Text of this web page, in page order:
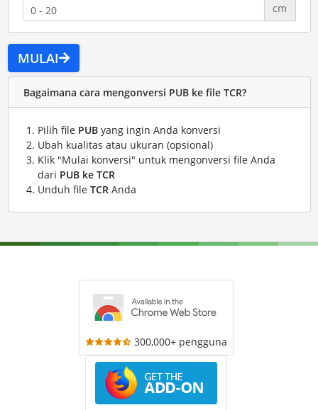
cm
MULAI
Bagaimana cara mengonversi PUB ke file TCR?
Pilih file PUByang ingin Anda konversi
Ubah kualitas atau ukuran (opsional)
Klik "Mulai konversi" untuk mengonversi file Anda
dari PUB ke TCR
Unduh file TCRAnda
300,000+ pengguna